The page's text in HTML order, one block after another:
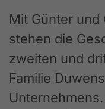
Mit Günter
stehen die
zweiten und
Familie